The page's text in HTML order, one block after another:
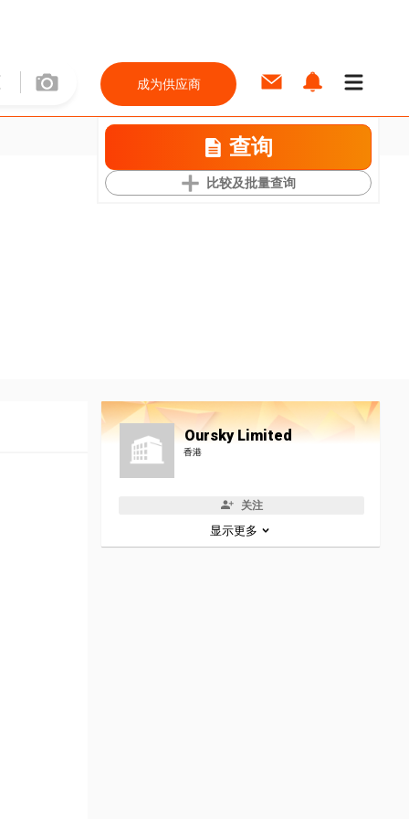
成为供应商
查询
比较及批量查询
Oursky Limited
香港
关注
显示更多